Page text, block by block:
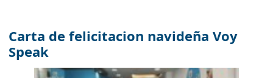
Carta de felicitacion navideña Voy
Speak